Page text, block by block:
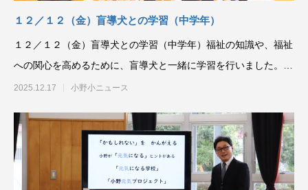
１２／１２（金）盲導犬との学習（中学年）
１２／１２（金）盲導犬との学習（中学年）福祉の知識や、福祉
への関心を高めるために、盲導犬と一緒に学習を行いました。視
力を補うために行って
2025.12.17 小野小ニュース